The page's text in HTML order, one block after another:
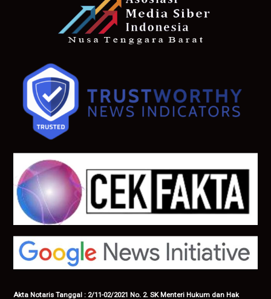
Akta Notaris Tanggal : 2/11-02/2021 No. 2. SK Menteri Hukum dan Hak